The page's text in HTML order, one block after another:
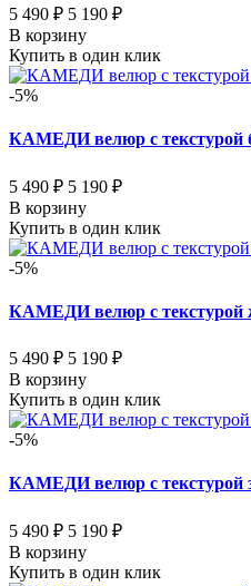
5 490 ₽ 5 190 ₽
В корзину
Купить в один клик
-5%
КАМЕДИ велюр с текстурой
5 490 ₽ 5 190 ₽
В корзину
Купить в один клик
-5%
КАМЕДИ велюр с текстурой
5 490 ₽ 5 190 ₽
В корзину
Купить в один клик
-5%
КАМЕДИ велюр с текстурой
5 490 ₽ 5 190 ₽
В корзину
Купить в один клик